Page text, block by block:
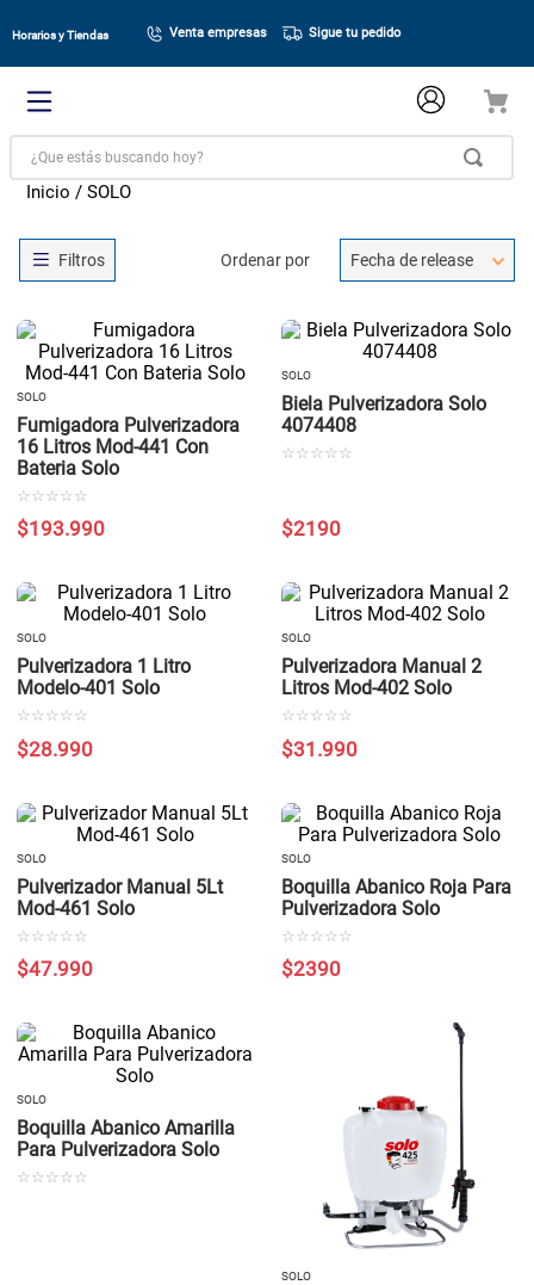
Horarios y Tiendas Venta empresas Sigue tu pedido
¿Que estás buscando hoy?
SOLO
Ordenar por Fecha de release
SOLO
Fumigadora Pulverizadora
16 Litros Mod-441 Con
Bateria Solo
☆ ☆ ☆ ☆ ☆
$193.990
SOLO
Biela Pulverizadora Solo
4074408
☆ ☆ ☆ ☆ ☆
$2190
SOLO
Pulverizadora 1 Litro
Modelo-401 Solo
☆ ☆ ☆ ☆ ☆
$28.990
SOLO
Pulverizadora Manual 2
Litros Mod-402 Solo
☆ ☆ ☆ ☆ ☆
$31 .990
SOLO
Pulverizador Manual 5Lt
Mod-461 Solo
☆ ☆ ☆ ☆ ☆
$47.990
SOLO
Boquilla Abanico Roja Para
Pulverizadora Solo
☆ ☆ ☆ ☆ ☆
$2390
SOLO
Boquilla Abanico Amarilla
Para Pulverizadora Solo
☆ ☆ ☆ ☆ ☆
SOLO